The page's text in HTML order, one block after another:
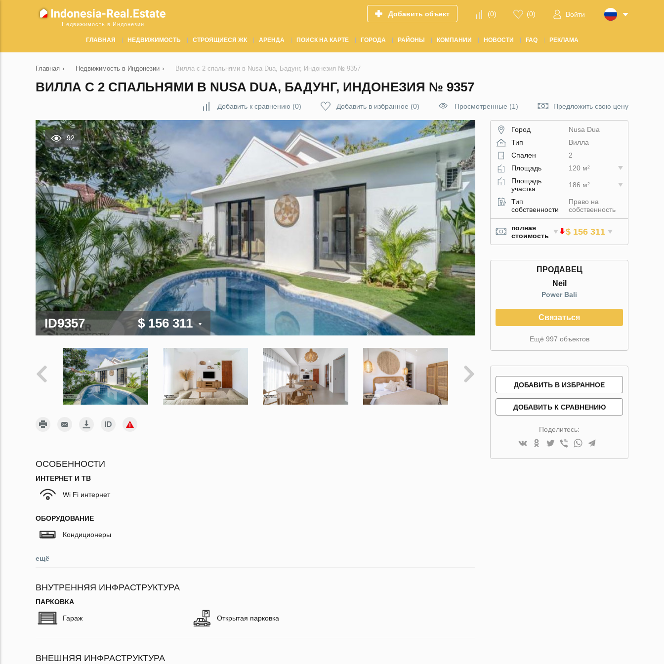
Недвижимость в Индонезии
Добавить объект (0) (0) Войти
ГЛАВНАЯ НЕДВИЖИМОСТЬ СТРОЯЩИЕСЯ ЖК АРЕНДА ПОИСК НА КАРТЕ ГОРОДА РАЙОНЫ КОМПАНИИ НОВОСТИ FAQ РЕКЛАМА
Главная › Недвижимость в Индонезии › Вилла с 2 спальнями в Nusa Dua, Бадунг, Индонезия № 9357
ВИЛЛА С 2 СПАЛЬНЯМИ В NUSA DUA, БАДУНГ, ИНДОНЕЗИЯ № 9357
Добавить к сравнению (0) Добавить в избранное (0) Просмотренные (1) Предложить свою цену
92
ID9357 $ 156 311
ОСОБЕННОСТИ
ИНТЕРНЕТ И ТВ
Wi Fi интернет
ОБОРУДОВАНИЕ
Кондиционеры
ещё
ВНУТРЕННЯЯ ИНФРАСТРУКТУРА
ПАРКОВКА
Гараж Открытая парковка
ВНЕШНЯЯ ИНФРАСТРУКТУРА
Город
Nusa Dua
Тип
Вилла
Спален
2
Площадь
120 м²
Площадь
участка
186 м²
Тип
собственности
Право на
собственность
полная
стоимость
$ 156 311
ПРОДАВЕЦ
Neil
Power Bali
Связаться
Ещё 997 объектов
ДОБАВИТЬ В ИЗБРАННОЕ
ДОБАВИТЬ К СРАВНЕНИЮ
Поделитесь: